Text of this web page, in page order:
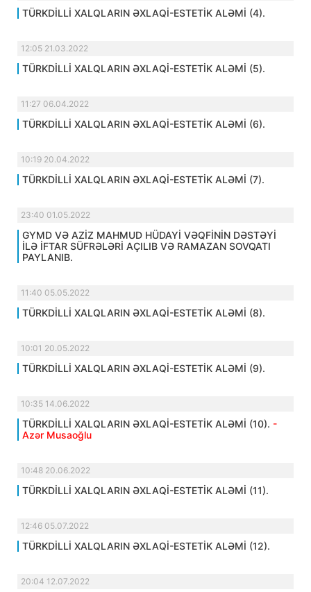
TÜRKDİLLİ XALQLARIN ƏXLAQİ-ESTETİK ALƏMİ (4).
12:05 21.03.2022
TÜRKDİLLİ XALQLARIN ƏXLAQİ-ESTETİK ALƏMİ (5).
11:27 06.04.2022
TÜRKDİLLİ XALQLARIN ƏXLAQİ-ESTETİK ALƏMİ (6).
10:19 20.04.2022
TÜRKDİLLİ XALQLARIN ƏXLAQİ-ESTETİK ALƏMİ (7).
23:40 01.05.2022
GYMD VƏ AZİZ MAHMUD HÜDAYİ VƏQFİNİN DƏSTƏYİ
İLƏ İFTAR SÜFRƏLƏRİ AÇILIB VƏ RAMAZAN SOVQATI
PAYLANIB.
11:40 05.05.2022
TÜRKDİLLİ XALQLARIN ƏXLAQİ-ESTETİK ALƏMİ (8).
10:01 20.05.2022
TÜRKDİLLİ XALQLARIN ƏXLAQİ-ESTETİK ALƏMİ (9).
10:35 14.06.2022
TÜRKDİLLİ XALQLARIN ƏXLAQİ-ESTETİK ALƏMİ (10). -
Azər Musaoğlu
10:48 20.06.2022
TÜRKDİLLİ XALQLARIN ƏXLAQİ-ESTETİK ALƏMİ (11).
12:46 05.07.2022
TÜRKDİLLİ XALQLARIN ƏXLAQİ-ESTETİK ALƏMİ (12).
20:04 12.07.2022